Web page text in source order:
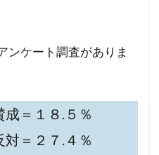
ンケート調査がありま
＝１８.５％
＝２７.４％